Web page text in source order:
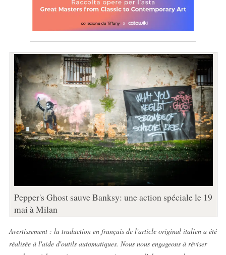
Pepper's Ghost sauve Banksy: une action spéciale le 19
mai à Milan
Avertissement : la traduction en français de l'article original italien a été
réalisée à l'aide d'outils automatiques. Nous nous engageons à réviser